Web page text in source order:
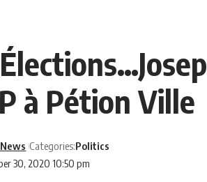
à Pétion Ville
30, 2020 10:50 pm
Categories:Politics